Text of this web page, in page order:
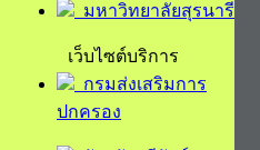
มหาวิทยาลัยสุรนารี
เว็บไซต์บริการ
กรมส่งเสริมการ
ปกครอง